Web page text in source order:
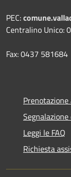
PEC:
Centralino Unico:
Fax: 0437 581684
Leggi le FAQ
Richiesta